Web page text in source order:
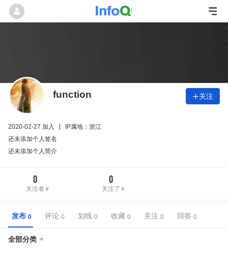
function 关注
2020-02-27 加入
IP属地：浙江
还未添加个人签名
还未添加个人简介
0
关注者
0
关注了
发布 评论 划线 收藏 关注 回答
全部分类 